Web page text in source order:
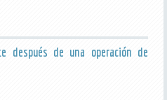
después de una operación de